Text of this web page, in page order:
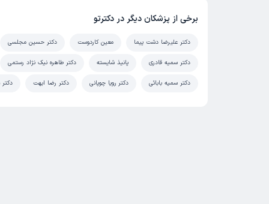
برخی از پزشکان دیگر در دکترتو
دکتر علیرضا دشت پیما معین کاردوست دکتر حسین مجلسی
دکتر سمیه قادری پانیذ شایسته دکتر طاهره نیک نژاد رستمی
دکتر سمیه بابائی دکتر رویا چوپانی دکتر رضا ابهت